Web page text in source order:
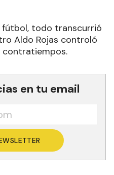
fútbol, todo transcurrió
Aldo Rojas controló
contratiempos.
en tu email